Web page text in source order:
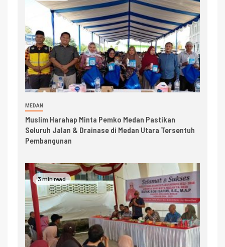
MEDAN
Muslim Harahap Minta Pemko Medan Pastikan
Seluruh Jalan & Drainase di Medan Utara Tersentuh
Pembangunan
3 min read